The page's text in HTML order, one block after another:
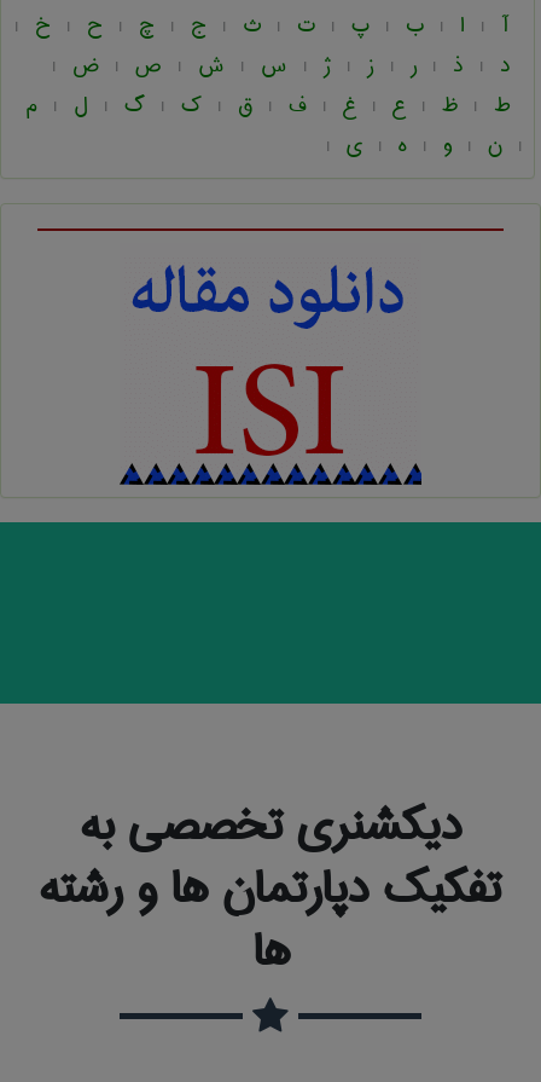
آ | ا | ب | پ | ت | ث | ج | چ | ح | خ |
د | ذ | ر | ز | ژ | س | ش | ص | ض |
ط | ظ | ع | غ | ف | ق | ک | گ | ل | م
| ن | و | ه | ی |
دیکشنری تخصصی به
تفکیک دپارتمان ها و رشته
ها